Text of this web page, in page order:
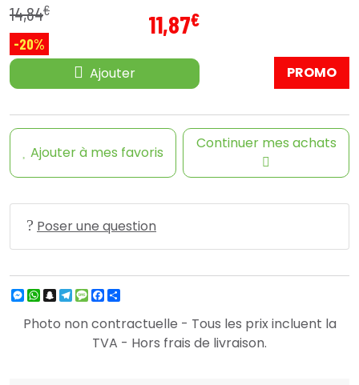
14,84€
-20%
11,87€
Ajouter PROMO
Ajouter à mes favoris
Continuer mes achats
Poser une question
Messenger
WhatsApp
Snapchat
Telegram
Message
Facebook
Photo non contractuelle - Tous les prix incluent la
TVA - Hors frais de livraison.